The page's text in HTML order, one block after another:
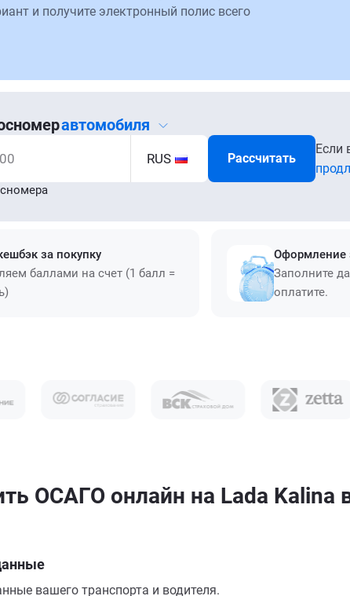
и получите электронный полис всего
автомобиля
RUS Рассчитать
Если
за покупку
баллами на счет (1 балл =
Оформление
Заполните
оплатите.
ОСАГО онлайн на Lada Kalina
вашего транспорта и водителя.